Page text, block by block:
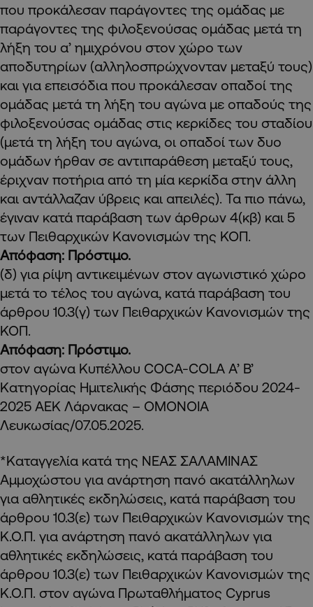
που προκάλεσαν παράγοντες της ομάδας με
παράγοντες της φιλοξενούσας ομάδας μετά τη
λήξη του α’ ημιχρόνου στον χώρο των
αποδυτηρίων (αλληλοσπρώχνονταν μεταξύ τους)
και για επεισόδια που προκάλεσαν οπαδοί της
ομάδας μετά τη λήξη του αγώνα με οπαδούς της
φιλοξενούσας ομάδας στις κερκίδες του σταδίου
(μετά τη λήξη του αγώνα, οι οπαδοί των δυο
ομάδων ήρθαν σε αντιπαράθεση μεταξύ τους,
έριχναν ποτήρια από τη μία κερκίδα στην άλλη
και αντάλλαζαν ύβρεις και απειλές). Τα πιο πάνω,
έγιναν κατά παράβαση των άρθρων 4(κβ) και 5
των Πειθαρχικών Κανονισμών της ΚΟΠ.
Απόφαση: Πρόστιμο.
(δ) για ρίψη αντικειμένων στον αγωνιστικό χώρο
μετά το τέλος του αγώνα, κατά παράβαση του
άρθρου 10.3(γ) των Πειθαρχικών Κανονισμών της
ΚΟΠ.
Απόφαση: Πρόστιμο.
στον αγώνα Κυπέλλου COCA-COLA A’ Β’
Κατηγορίας Ημιτελικής Φάσης περιόδου 2024-
2025 ΑΕΚ Λάρνακας – ΟΜΟΝΟΙΑ
Λευκωσίας/07.05.2025.
*Καταγγελία κατά της ΝΕΑΣ ΣΑΛΑΜΙΝΑΣ
Αμμοχώστου για ανάρτηση πανό ακατάλληλων
για αθλητικές εκδηλώσεις, κατά παράβαση του
άρθρου 10.3(ε) των Πειθαρχικών Κανονισμών της
Κ.Ο.Π. για ανάρτηση πανό ακατάλληλων για
αθλητικές εκδηλώσεις, κατά παράβαση του
άρθρου 10.3(ε) των Πειθαρχικών Κανονισμών της
Κ.Ο.Π. στον αγώνα Πρωταθλήματος Cyprus